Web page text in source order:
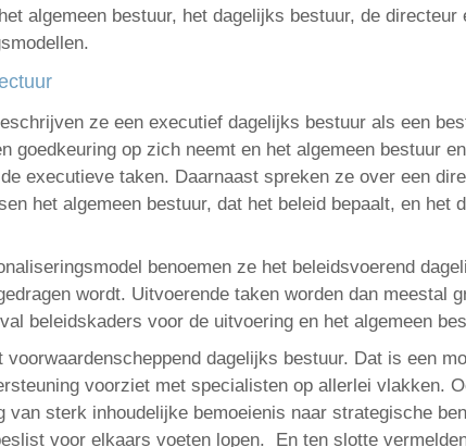
algemeen bestuur, het dagelijks bestuur, de
ze een executief dagelijks bestuur als een
goedkeuring op zich neemt en het algemeen bestuur
executieve taken. Daarnaast spreken ze over een
het algemeen bestuur, dat het beleid bepaalt, en
benoemen ze het beleidsvoerend
wordt. Uitvoerende taken worden dan meestal
beleidskaders voor de uitvoering en het algemeen
voorwaardenscheppend dagelijks bestuur. Dat is een
voorziet met specialisten op allerlei vlakken.
van sterk inhoudelijke bemoeienis naar strategische
voor elkaars voeten lopen. En ten slotte